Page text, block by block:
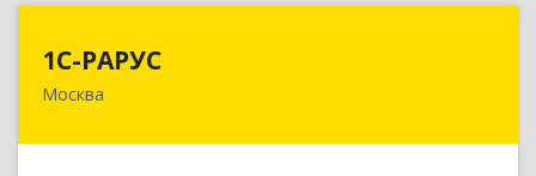
1С-РАРУС
Москва127434, Москва г, Дмитровское ш, дом № 9Б